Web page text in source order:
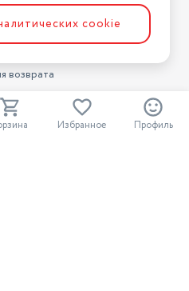
Избранное Профиль
оплаты
возврата
Напишите нам
У нас есть всё!
cookie